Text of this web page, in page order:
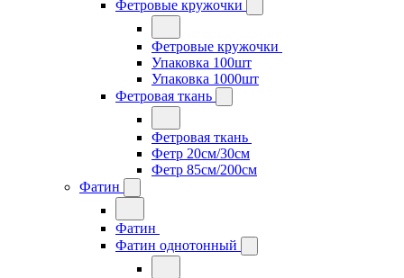
Фетровые кружочки
Фетровые кружочки
Упаковка 100шт
Упаковка 1000шт
Фетровая ткань
Фетровая ткань
Фетр 20см/30см
Фетр 85см/200см
Фатин
Фатин
Фатин однотонный